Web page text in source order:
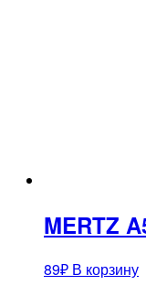
MERTZ
89₽ В корзину